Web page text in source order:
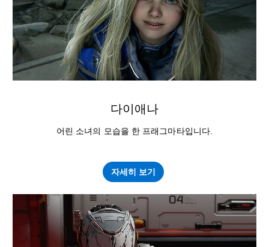
다이애나
어린 소녀의 모습을 한 프래그마타입니다.
자세히 보기